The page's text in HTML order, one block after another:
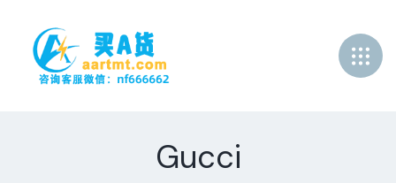
Gucci